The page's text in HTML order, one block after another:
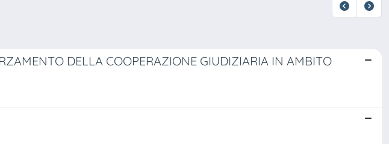
DELLA COOPERAZIONE GIUDIZIARIA IN AMBITO